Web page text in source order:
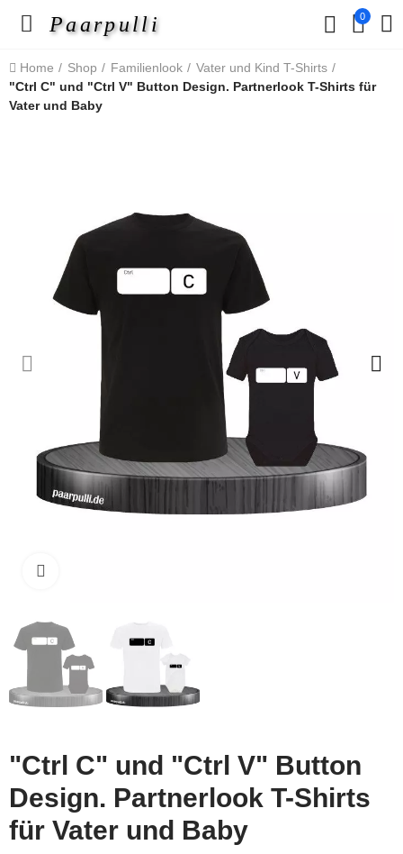
Paarpulli 0
Home Shop Familienlook
Vater und Kind T-Shirts
"Ctrl C" und "Ctrl V" Button Design. Partnerlook T-Shirts für
Vater und Baby
"Ctrl C" und "Ctrl V" Button
Design. Partnerlook T-Shirts
für Vater und Baby